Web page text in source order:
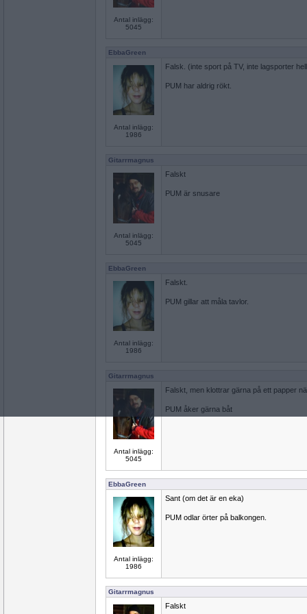
Antal inlägg:
5045
EbbaGreen
Antal inlägg:
1986
Falsk. (inte sport på TV, inte lagsporter
PUM har aldrig rökt.
Gitarrmagnus
Antal inlägg:
5045
Falskt
PUM är snusare
EbbaGreen
Antal inlägg:
1986
Falskt.
PUM gillar att måla tavlor.
Gitarrmagnus
Antal inlägg:
5045
Falskt, men klottrar gärna på ett papper
PUM åker gärna båt
EbbaGreen
Antal inlägg:
1986
Sant (om det är en eka)
PUM odlar örter på balkongen.
Gitarrmagnus
Falskt